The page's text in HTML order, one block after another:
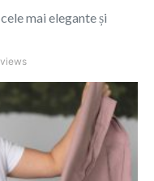
mai elegante și